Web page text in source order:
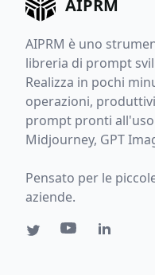
AIPRM
AIPRM è uno
libreria di prompt
Realizza in pochi
operazioni,
prompt pronti all'uso
Midjourney, GPT
Pensato per le
aziende.